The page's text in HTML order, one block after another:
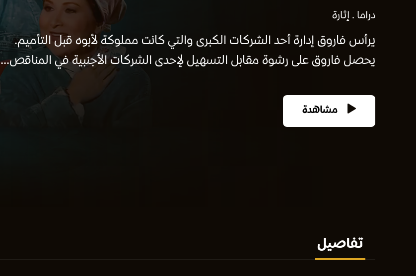
دراما
إثارة
يرأس فاروق إدارة أحد الشركات الكبرى والتي كانت مملوكة لأبوه قبل التأميم.
يحصل فاروق على رشوة مقابل التسهيل لإحدى الشركات الأجنبية في المناقص...
مشاهدة
تفاصيل